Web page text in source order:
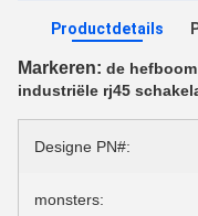
Productdetails
Markeren: de
industriële rj45
Designe PN#:
monsters: